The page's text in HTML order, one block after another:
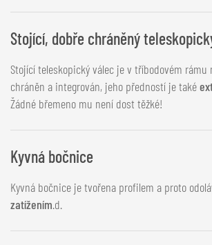
Stojící, dobře chráněný
Stojící teleskopický válec je v tříbodovém
chráněn a integrován, jeho předností je také
Žádné břemeno mu není dost těžké!
Kyvná bočnice
Kyvná bočnice je tvořena profilem a proto
zatížením.d.